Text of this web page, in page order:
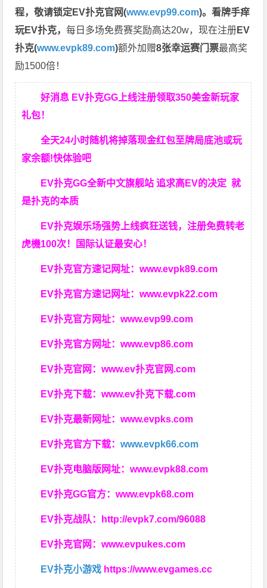
程，敬请锁定EV扑克官网(www.evp99.com)。看牌手痒
玩EV扑克，每日多场免费赛奖励高达20w，现在注册EV
扑克(www.evpk89.com)额外加赠8张幸运赛门票最高奖
励1500倍！
好消息 EV扑克GG上线注册领取350美金新玩家
礼包！
全天24小时随机将掉落现金红包至牌局底池或玩
家余额!快体验吧
EV扑克GG全新中文旗舰站 追求高EV的决定就
是扑克的本质
EV扑克娱乐场强势上线疯狂送钱，注册免费转老
虎機100次！国际认证最安心！
EV扑克官方速记网址：www.evpk89.com
EV扑克官方速记网址：www.evpk22.com
EV扑克官方网址：www.evp99.com
EV扑克官方网址：www.evp86.com
EV扑克官网：www.ev扑克官网.com
EV扑克下载：www.ev扑克下载.com
EV扑克最新网址：www.evpks.com
EV扑克官方下载：www.evpk66.com
EV扑克电脑版网址：www.evpk88.com
EV扑克GG官方：www.evpk68.com
EV扑克战队： http://evpk7.com/96088
EV扑克官网：www.evpukes.com
EV扑克小游戏 https://www.evgames.cc